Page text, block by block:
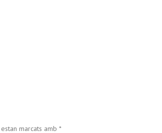
marcats amb *